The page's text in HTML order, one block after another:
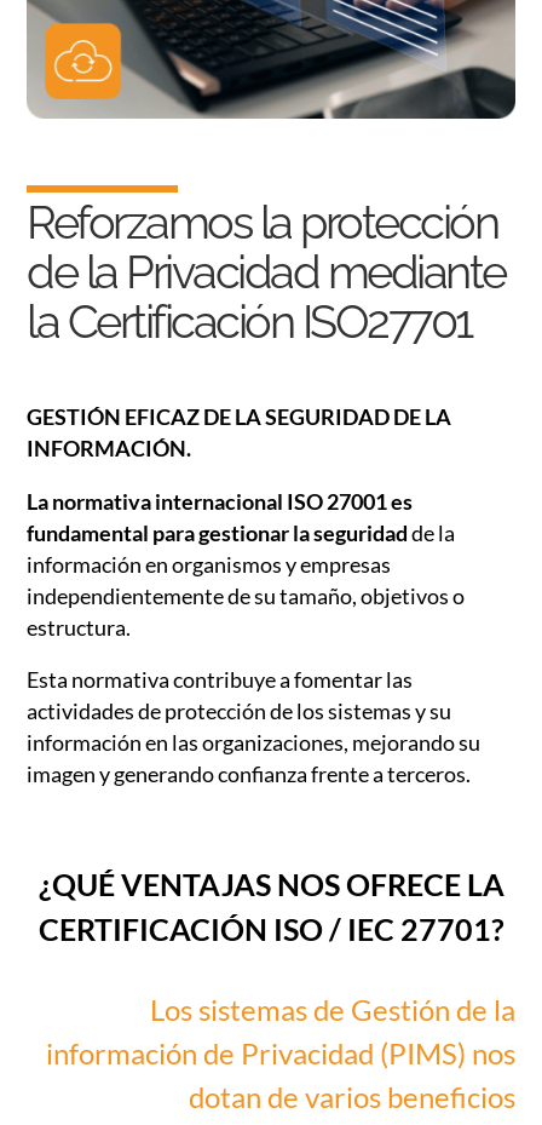
Reforzamos la protección
de la Privacidad mediante
la Certificación ISO27701
GESTIÓN EFICAZ DE LA SEGURIDAD DE LA
INFORMACIÓN.
La normativa internacional ISO 27001 es
fundamental para gestionar la seguridadde la
información en organismos y empresas
independientemente de su tamaño, objetivos o
estructura.
Esta normativa contribuye a fomentar las
actividades de protección de los sistemas y su
información en las organizaciones, mejorando su
imagen y generando confianza frente a terceros.
¿QUÉ VENTAJAS NOS OFRECE LA
CERTIFICACIÓN ISO / IEC 27701?
Los sistemas de Gestión de la
información de Privacidad (PIMS) nos
dotan de varios beneficios